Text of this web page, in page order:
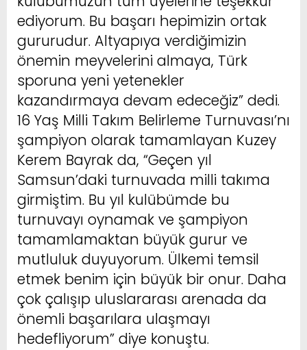
ediyorum. Bu başarı hepimizin ortak
gururudur. Altyapıya verdiğimizin
önemin meyvelerini almaya, Türk
sporuna yeni yetenekler
kazandırmaya devam edeceğiz” dedi.
16 Yaş Milli Takım Belirleme Turnuvası’nı
şampiyon olarak tamamlayan Kuzey
Kerem Bayrak da, “Geçen yıl
Samsun’daki turnuvada milli takıma
girmiştim. Bu yıl kulübümde bu
turnuvayı oynamak ve şampiyon
tamamlamaktan büyük gurur ve
mutluluk duyuyorum. Ülkemi temsil
etmek benim için büyük bir onur. Daha
çok çalışıp uluslararası arenada da
önemli başarılara ulaşmayı
hedefliyorum” diye konuştu.